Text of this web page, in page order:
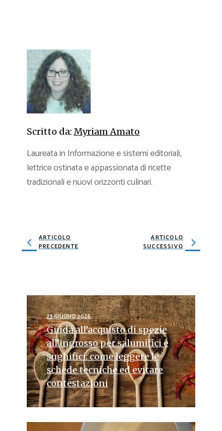
Scritto da: Myriam Amato
Laureata in Informazione e sistemi editoriali,
lettrice ostinata e appassionata di ricette
tradizionali e nuovi orizzonti culinari.
ARTICOLO
PRECEDENTE
ARTICOLO
SUCCESSIVO
23 GIUGNO 2026
Guida all’acquisto di spezie
all’ingrosso per salumifici e
sughifici: come leggere le
schede tecniche ed evitare
contestazioni